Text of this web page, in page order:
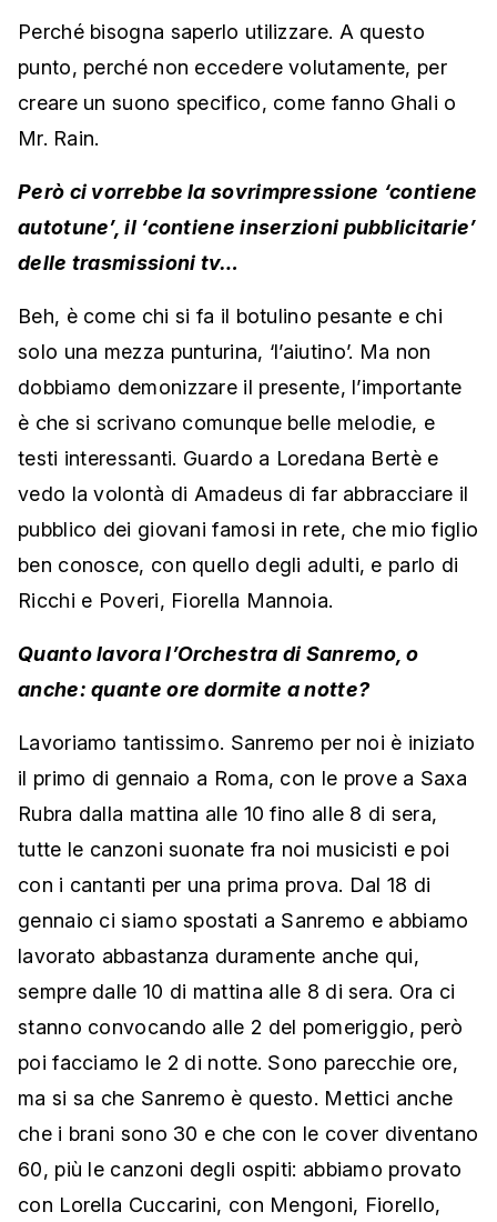
Perché bisogna saperlo utilizzare. A questo
punto, perché non eccedere volutamente, per
creare un suono specifico, come fanno Ghali o
Mr. Rain.
Però ci vorrebbe la sovrimpressione ‘contiene
autotune’, il ‘contiene inserzioni pubblicitarie’
delle trasmissioni tv…
Beh, è come chi si fa il botulino pesante e chi
solo una mezza punturina, ‘l’aiutino’. Ma non
dobbiamo demonizzare il presente, l’importante
è che si scrivano comunque belle melodie, e
testi interessanti. Guardo a Loredana Bertè e
vedo la volontà di Amadeus di far abbracciare il
pubblico dei giovani famosi in rete, che mio figlio
ben conosce, con quello degli adulti, e parlo di
Ricchi e Poveri, Fiorella Mannoia.
Quanto lavora l’Orchestra di Sanremo, o
anche: quante ore dormite a notte?
Lavoriamo tantissimo. Sanremo per noi è iniziato
il primo di gennaio a Roma, con le prove a Saxa
Rubra dalla mattina alle 10 fino alle 8 di sera,
tutte le canzoni suonate fra noi musicisti e poi
con i cantanti per una prima prova. Dal 18 di
gennaio ci siamo spostati a Sanremo e abbiamo
lavorato abbastanza duramente anche qui,
sempre dalle 10 di mattina alle 8 di sera. Ora ci
stanno convocando alle 2 del pomeriggio, però
poi facciamo le 2 di notte. Sono parecchie ore,
ma si sa che Sanremo è questo. Mettici anche
che i brani sono 30 e che con le cover diventano
60, più le canzoni degli ospiti: abbiamo provato
con Lorella Cuccarini, con Mengoni, Fiorello,